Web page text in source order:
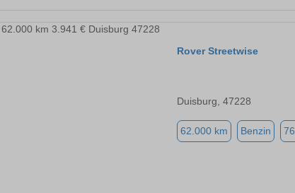
Rover Streetwise
Duisburg, 47228
62.000 km Benzin